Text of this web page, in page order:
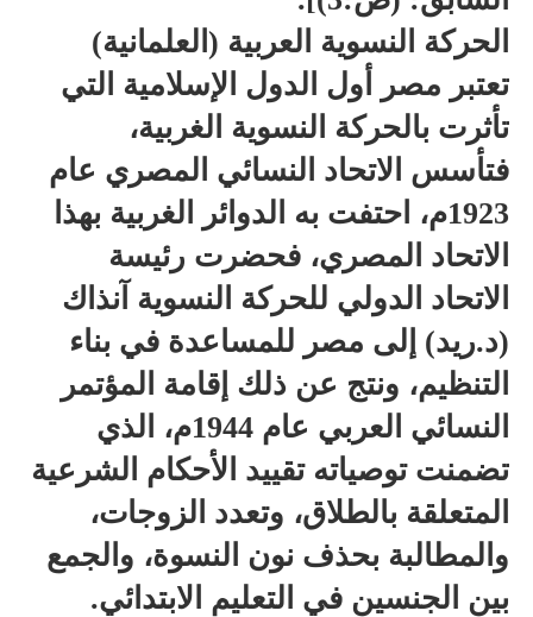
الحركة النسوية العربية (العلمانية)
تعتبر مصر أول الدول الإسلامية التي
تأثرت بالحركة النسوية الغربية،
فتأسس الاتحاد النسائي المصري عام
1923م، احتفت به الدوائر الغربية بهذا
الاتحاد المصري، فحضرت رئيسة
الاتحاد الدولي للحركة النسوية آنذاك
(د.ريد) إلى مصر للمساعدة في بناء
التنظيم، ونتج عن ذلك إقامة المؤتمر
النسائي العربي عام 1944م، الذي
تضمنت توصياته تقييد الأحكام الشرعية
المتعلقة بالطلاق، وتعدد الزوجات،
والمطالبة بحذف نون النسوة، والجمع
بين الجنسين في التعليم الابتدائي.